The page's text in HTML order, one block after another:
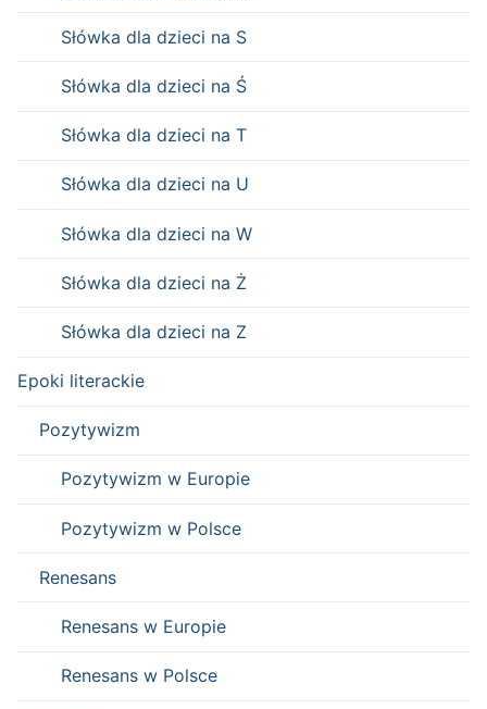
Słówka dla dzieci na S
Słówka dla dzieci na Ś
Słówka dla dzieci na T
Słówka dla dzieci na U
Słówka dla dzieci na W
Słówka dla dzieci na Ż
Słówka dla dzieci na Z
Epoki literackie
Pozytywizm
Pozytywizm w Europie
Pozytywizm w Polsce
Renesans
Renesans w Europie
Renesans w Polsce